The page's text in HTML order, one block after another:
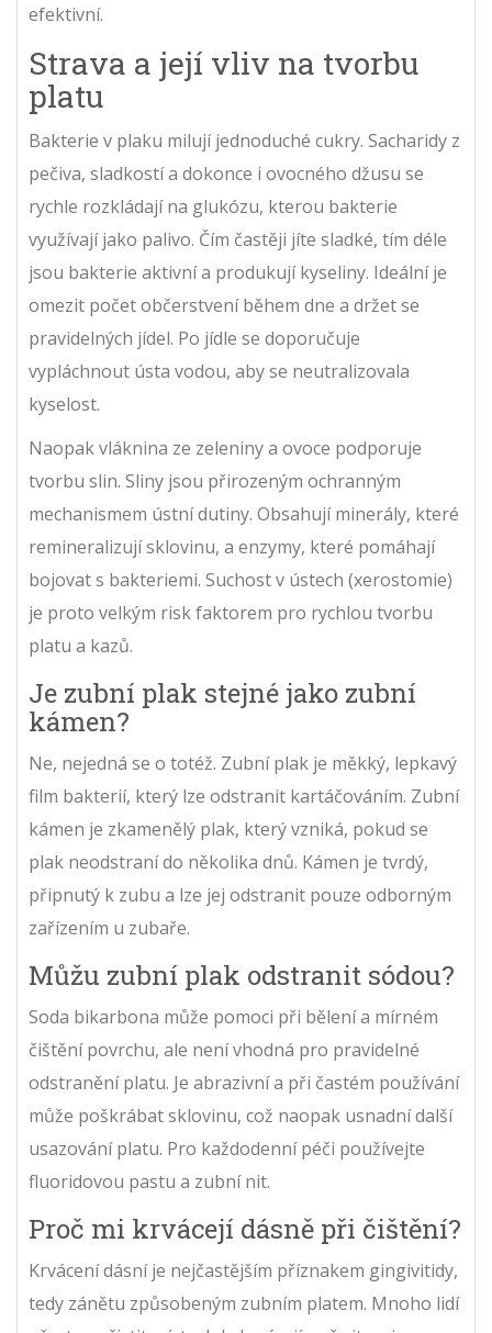
efektivní.
Strava a její vliv na tvorbu
platu
Bakterie v plaku milují jednoduché cukry. Sacharidy z
pečiva, sladkostí a dokonce i ovocného džusu se
rychle rozkládají na glukózu, kterou bakterie
využívají jako palivo. Čím častěji jíte sladké, tím déle
jsou bakterie aktivní a produkují kyseliny. Ideální je
omezit počet občerstvení během dne a držet se
pravidelných jídel. Po jídle se doporučuje
vypláchnout ústa vodou, aby se neutralizovala
kyselost.
Naopak vláknina ze zeleniny a ovoce podporuje
tvorbu slin. Sliny jsou přirozeným ochranným
mechanismem ústní dutiny. Obsahují minerály, které
remineralizují sklovinu, a enzymy, které pomáhají
bojovat s bakteriemi. Suchost v ústech (xerostomie)
je proto velkým risk faktorem pro rychlou tvorbu
platu a kazů.
Je zubní plak stejné jako zubní
kámen?
Ne, nejedná se o totéž. Zubní plak je měkký, lepkavý
film bakterií, který lze odstranit kartáčováním. Zubní
kámen je zkamenělý plak, který vzniká, pokud se
plak neodstraní do několika dnů. Kámen je tvrdý,
připnutý k zubu a lze jej odstranit pouze odborným
zařízením u zubaře.
Můžu zubní plak odstranit sódou?
Soda bikarbona může pomoci při bělení a mírném
čištění povrchu, ale není vhodná pro pravidelné
odstranění platu. Je abrazivní a při častém používání
může poškrábat sklovinu, což naopak usnadní další
usazování platu. Pro každodenní péči používejte
fluoridovou pastu a zubní nit.
Proč mi krvácejí dásně při čištění?
Krvácení dásní je nejčastějším příznakem gingivitidy,
tedy zánětu způsobeným zubním platem. Mnoho lidí